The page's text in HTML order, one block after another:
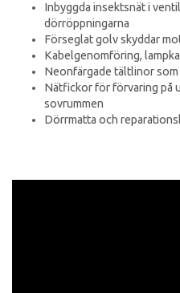
Inbyggda insektsnät i
dörröppningarna
Förseglat golv skyddar
Kabelgenomföring,
Neonfärgade tältlinor som
Nätfickor för förvaring på
sovrummen
Dörrmatta och